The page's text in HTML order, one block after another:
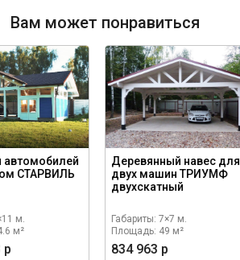
Вам может понравиться
автомобилей
СТАРВИЛЬ
м.
м²
р
Деревянный навес для
двух машин ТРИУМФ
двухскатный
Габариты: 7×7 м.
Площадь: 49 м²
834 963 р